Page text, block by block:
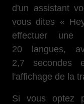
d'un assistant
vous dites «
effectuer une
20 langues,
2,7 secondes
l'affichage de la
Si vous optez